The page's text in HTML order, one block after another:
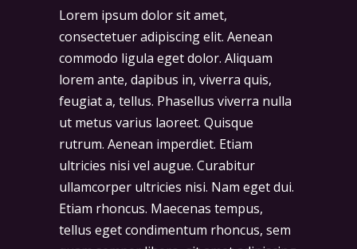
Lorem ipsum dolor sit amet,
consectetuer adipiscing elit. Aenean
commodo ligula eget dolor. Aliquam
lorem ante, dapibus in, viverra quis,
feugiat a, tellus. Phasellus viverra nulla
ut metus varius laoreet. Quisque
rutrum. Aenean imperdiet. Etiam
ultricies nisi vel augue. Curabitur
ullamcorper ultricies nisi. Nam eget dui.
Etiam rhoncus. Maecenas tempus,
tellus eget condimentum rhoncus, sem